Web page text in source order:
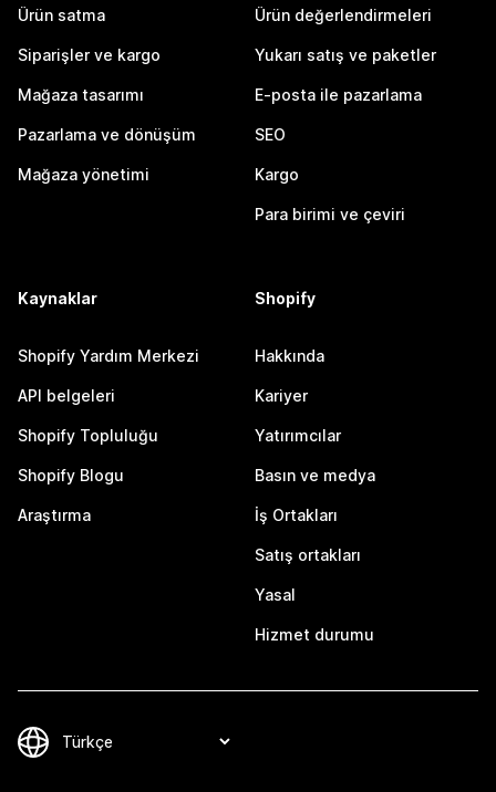
Ürün satma
Siparişler ve kargo
Mağaza tasarımı
Pazarlama ve dönüşüm
Mağaza yönetimi
Ürün değerlendirmeleri
Yukarı satış ve paketler
E-posta ile pazarlama
SEO
Kargo
Para birimi ve çeviri
Kaynaklar
Shopify Yardım Merkezi
API belgeleri
Shopify Topluluğu
Shopify Blogu
Araştırma
Shopify
Hakkında
Kariyer
Yatırımcılar
Basın ve medya
İş Ortakları
Satış ortakları
Yasal
Hizmet durumu